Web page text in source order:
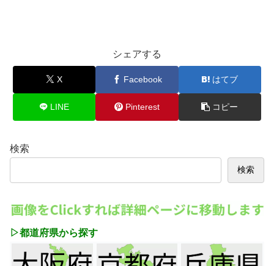
シェアする
X Facebook はてブ
LINE Pinterest コピー
検索
検索
▷都道府県から探す